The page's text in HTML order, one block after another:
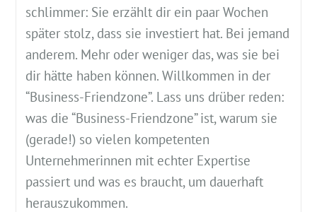
schlimmer: Sie erzählt dir ein paar Wochen
später stolz, dass sie investiert hat. Bei jemand
anderem. Mehr oder weniger das, was sie bei
dir hätte haben können. Willkommen in der
“Business-Friendzone”. Lass uns drüber reden:
was die “Business-Friendzone” ist, warum sie
(gerade!) so vielen kompetenten
Unternehmerinnen mit echter Expertise
passiert und was es braucht, um dauerhaft
herauszukommen.